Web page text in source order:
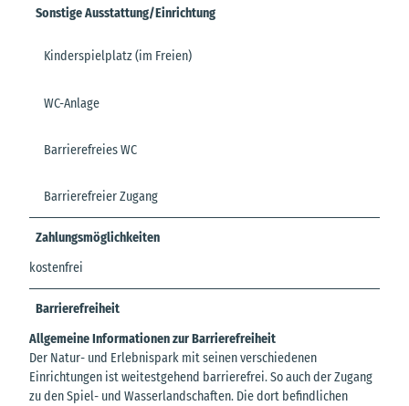
Sonstige Ausstattung/Einrichtung
Kinderspielplatz (im Freien)
WC-Anlage
Barrierefreies WC
Barrierefreier Zugang
Zahlungsmöglichkeiten
kostenfrei
Barrierefreiheit
Allgemeine Informationen zur Barrierefreiheit
Der Natur- und Erlebnispark mit seinen verschiedenen
Einrichtungen ist weitestgehend barrierefrei. So auch der Zugang
zu den Spiel- und Wasserlandschaften. Die dort befindlichen